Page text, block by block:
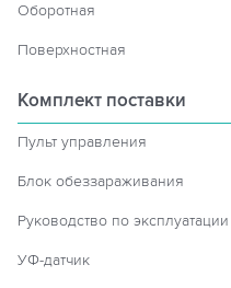
Оборотная
Поверхностная
Комплект поставки
Пульт управления
Блок обеззараживания
Руководство по эксплуатации
УФ-датчик